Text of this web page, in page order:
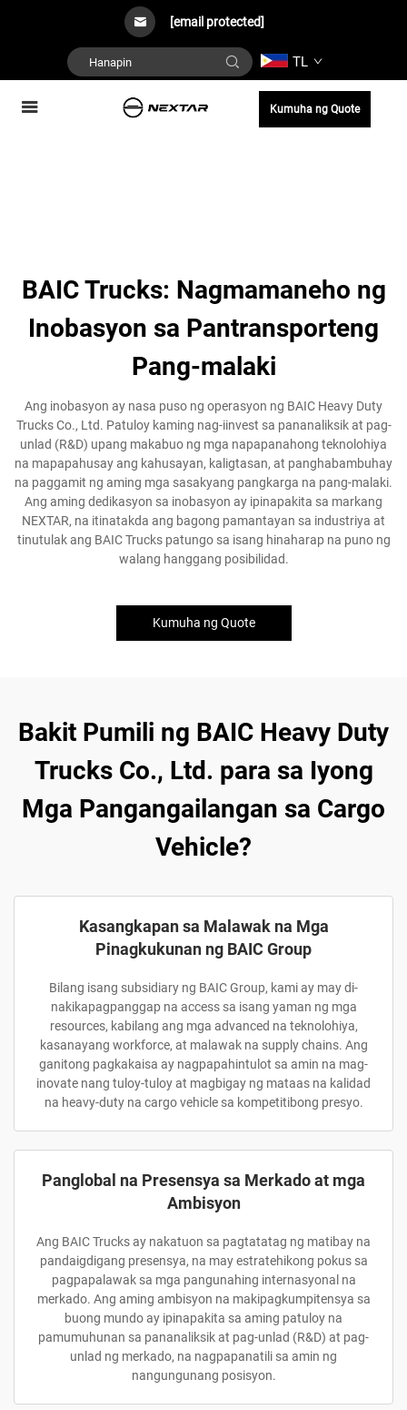
[email protected]
TL
Kumuha ng Quote
BAIC Trucks: Nagmamaneho ng
Inobasyon sa Pantransporteng
Pang-malaki
Ang inobasyon ay nasa puso ng operasyon ng BAIC Heavy Duty
Trucks Co., Ltd. Patuloy kaming nag-iinvest sa pananaliksik at pag-
unlad (R&D) upang makabuo ng mga napapanahong teknolohiya
na mapapahusay ang kahusayan, kaligtasan, at panghabambuhay
na paggamit ng aming mga sasakyang pangkarga na pang-malaki.
Ang aming dedikasyon sa inobasyon ay ipinapakita sa markang
NEXTAR, na itinatakda ang bagong pamantayan sa industriya at
tinutulak ang BAIC Trucks patungo sa isang hinaharap na puno ng
walang hanggang posibilidad.
Kumuha ng Quote
Bakit Pumili ng BAIC Heavy Duty
Trucks Co., Ltd. para sa Iyong
Mga Pangangailangan sa Cargo
Vehicle?
Kasangkapan sa Malawak na Mga
Pinagkukunan ng BAIC Group
Bilang isang subsidiary ng BAIC Group, kami ay may di-
nakikapagpanggap na access sa isang yaman ng mga
resources, kabilang ang mga advanced na teknolohiya,
kasanayang workforce, at malawak na supply chains. Ang
ganitong pagkakaisa ay nagpapahintulot sa amin na mag-
inovate nang tuloy-tuloy at magbigay ng mataas na kalidad
na heavy-duty na cargo vehicle sa kompetitibong presyo.
Panglobal na Presensya sa Merkado at mga
Ambisyon
Ang BAIC Trucks ay nakatuon sa pagtatatag ng matibay na
pandaigdigang presensya, na may estratehikong pokus sa
pagpapalawak sa mga pangunahing internasyonal na
merkado. Ang aming ambisyon na makipagkumpitensya sa
buong mundo ay ipinapakita sa aming patuloy na
pamumuhunan sa pananaliksik at pag-unlad (R&D) at pag-
unlad ng merkado, na nagpapanatili sa amin ng
nangungunang posisyon.